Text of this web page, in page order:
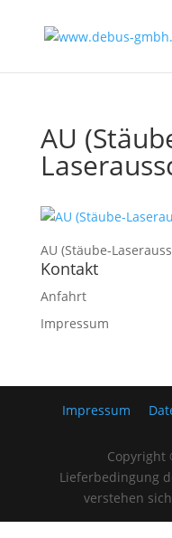
AU
AU (Stäube-
Kontakt
Anfahrt
Impressum
Impressum
Copyright
Lieferbedingung
verstehen